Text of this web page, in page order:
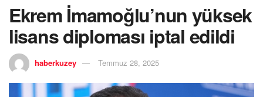
Ekrem İmamoğlu’nun yüksek
lisans diploması iptal edildi
haberkuzey Temmuz 28, 2025